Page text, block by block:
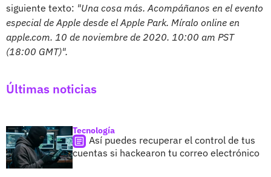
siguiente texto: "Una cosa más. Acompáñanos en el evento
especial de Apple desde el Apple Park. Míralo online en
apple.com. 10 de noviembre de 2020. 10:00 am PST
(18:00 GMT)".
Últimas noticias
Tecnología
Así puedes recuperar el control de tus
cuentas si hackearon tu correo electrónico